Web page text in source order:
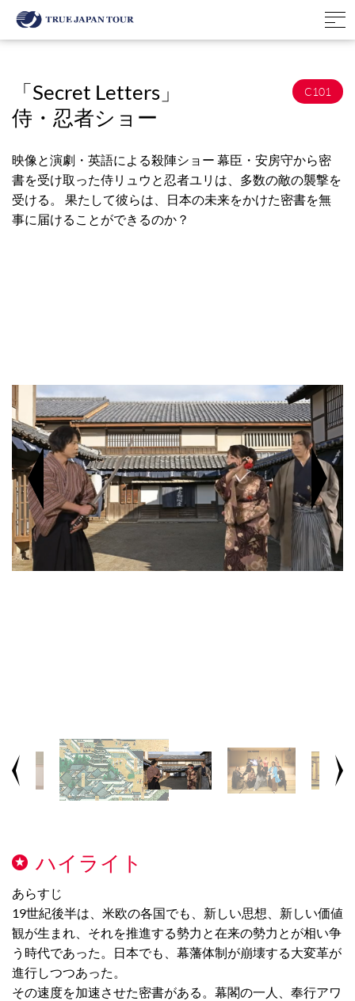
「Secret Letters」
侍・忍者ショー
C101
映像と演劇・英語による殺陣ショー 幕臣・安房守から密
書を受け取った侍リュウと忍者ユリは、多数の敵の襲撃を
受ける。 果たして彼らは、日本の未来をかけた密書を無
事に届けることができるのか？
ハイライト
あらすじ
19世紀後半は、米欧の各国でも、新しい思想、新しい価値
観が生まれ、それを推進する勢力と在来の勢力とが相い争
う時代であった。日本でも、幕藩体制が崩壊する大変革が
進行しつつあった。
その速度を加速させた密書がある。幕閣の一人、奉行アワ